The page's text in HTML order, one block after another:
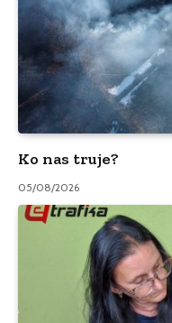
Ko nas truje?
05/08/2026